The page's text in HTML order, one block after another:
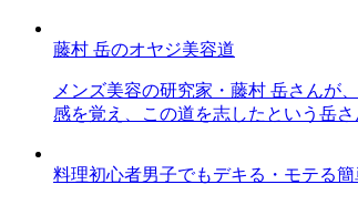
藤村 岳のオヤジ美容道
メンズ美容の研究家・藤村 岳さんが
感を覚え、この道を志したという岳
料理初心者男子でもデキる・モテる